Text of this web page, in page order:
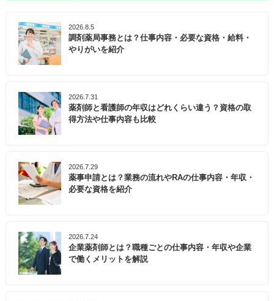
2026.8.5
調剤薬局事務とは？仕事内容・必要な資格・給料・
やりがいを紹介
2026.7.31
薬剤師と看護師の年収はどれくらい違う？資格の取
得方法や仕事内容も比較
2026.7.29
薬事申請とは？業務の流れやRAの仕事内容・年収・
必要な資格を紹介
2026.7.24
企業薬剤師とは？職種ごとの仕事内容・年収や企業
で働くメリットを解説